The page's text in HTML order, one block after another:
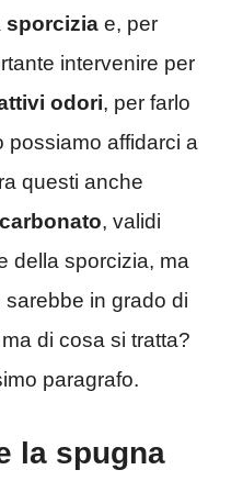
sporcizia e, per
intervenire per
odori, per farlo
possiamo affidarci a
questi anche
, validi
della sporcizia, ma
sarebbe in grado di
di cosa si tratta?
paragrafo.
la spugna